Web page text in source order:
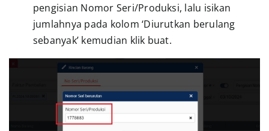
pengisian Nomor Seri/Produksi, lalu isikan
jumlahnya pada kolom ‘Diurutkan berulang
sebanyak’ kemudian klik buat.